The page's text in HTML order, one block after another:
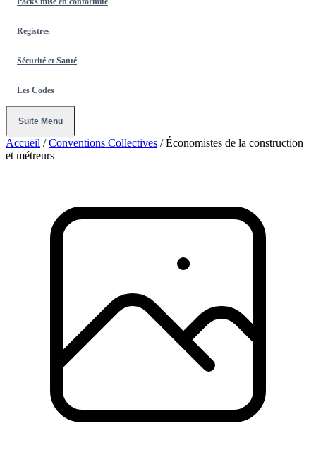
Registres
Sécurité et Santé
Les Codes
Suite Menu
Accueil / Conventions Collectives / Économistes de la construction
et métreurs